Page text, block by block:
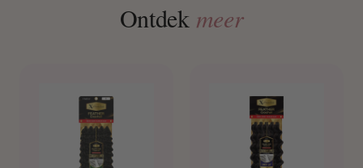
Ontdek meer